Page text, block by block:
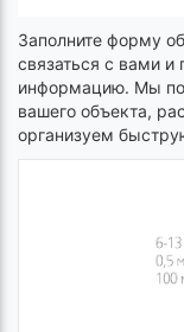
Заполните форму
связаться с вами
информацию. Мы
вашего объекта,
организуем